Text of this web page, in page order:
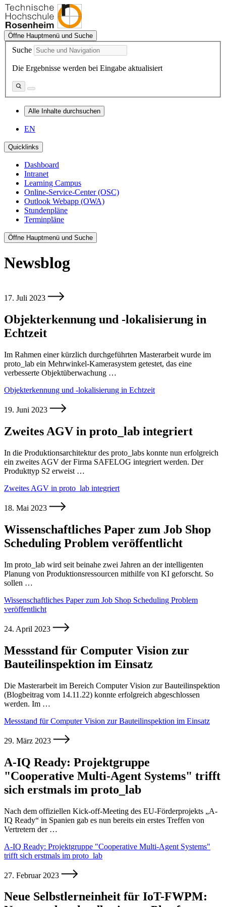
Öffne Hauptmenü und Suche
Suche
Die Ergebnisse werden bei Eingabe aktualisiert
Alle Inhalte durchsuchen
EN
Quicklinks
Dashboard
Intranet
Learning Campus
Online-Service-Center (OSC)
Outlook Webapp (OWA)
Stundenpläne
Terminpläne
Öffne Hauptmenü und Suche
Newsblog
17. Juli 2023
Objekterkennung und -lokalisierung in
Echtzeit
Im Rahmen einer kürzlich durchgeführten Masterarbeit wurde im
proto_lab ein Mehrwinkel-Kamerasystem getestet, das eine
verbesserte Objektüberwachung …
Objekterkennung und -lokalisierung in Echtzeit
19. Juni 2023
Zweites AGV in proto_lab integriert
In die Produktionsarchitektur des proto_labs konnte nun erfolgreich
ein zweites AGV der Firma SAFELOG integriert werden. Der
Produkttyp S2 erweist …
Zweites AGV in proto_lab integriert
18. Mai 2023
Wissenschaftliches Paper zum Job Shop
Scheduling Problem veröffentlicht
Im proto_lab wird seit beinahe zwei Jahren an der intelligenten
Planung von Produktionsressourcen mithilfe von KI geforscht. So
sollen …
Wissenschaftliches Paper zum Job Shop Scheduling Problem
veröffentlicht
24. April 2023
Messstand für Computer Vision zur
Bauteilinspektion im Einsatz
Die Masterarbeit im Bereich Computer Vision zur Bauteilinspektion
(Blogbeitrag vom 14.11.22) konnte erfolgreich abgeschlossen
werden. Im …
Messstand für Computer Vision zur Bauteilinspektion im Einsatz
29. März 2023
A-IQ Ready: Projektgruppe
"Cooperative Multi-Agent Systems" trifft
sich erstmals im proto_lab
Nach dem offiziellen Kick-off-Meeting des EU-Förderprojekts „A-
IQ Ready“ in Spanien gab es nun bereits ein erstes Treffen von
Vertretern der …
A-IQ Ready: Projektgruppe "Cooperative Multi-Agent Systems"
trifft sich erstmals im proto_lab
27. Februar 2023
Neue Selbstlerneinheit für IoT-FWPM: